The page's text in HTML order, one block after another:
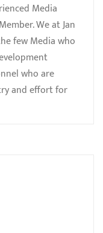
Media
We at Jan
few Media who
who are
and effort for